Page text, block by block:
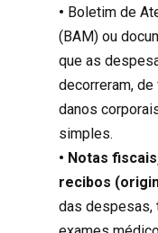
• Boletim de
(BAM) ou
que as
decorreram,
danos
simples.
• Notas
recibos
das despesas,